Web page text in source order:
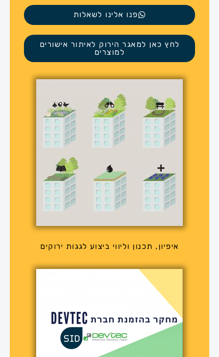
פנו אלינו לשאלות
לחץ כאן למאגר הירוק לאיתור אישורים
למוצרים
איפיון, תכנון וליווי ביצוע לגגות ירוקים